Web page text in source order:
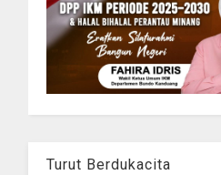
Turut Berdukacita